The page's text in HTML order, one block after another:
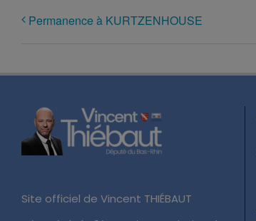
Permanence à KURTZENHOUSE
Site officiel de Vincent THIÉBAUT